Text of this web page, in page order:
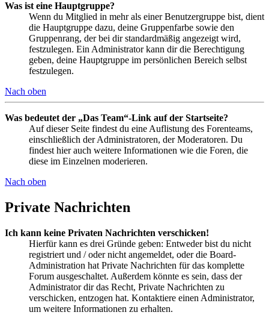
Was ist eine Hauptgruppe?
Wenn du Mitglied in mehr als einer Benutzergruppe bist, dient
die Hauptgruppe dazu, deine Gruppenfarbe sowie den
Gruppenrang, der bei dir standardmäßig angezeigt wird,
festzulegen. Ein Administrator kann dir die Berechtigung
geben, deine Hauptgruppe im persönlichen Bereich selbst
festzulegen.
Nach oben
Was bedeutet der „Das Team“-Link auf der Startseite?
Auf dieser Seite findest du eine Auflistung des Forenteams,
einschließlich der Administratoren, der Moderatoren. Du
findest hier auch weitere Informationen wie die Foren, die
diese im Einzelnen moderieren.
Nach oben
Private Nachrichten
Ich kann keine Privaten Nachrichten verschicken!
Hierfür kann es drei Gründe geben: Entweder bist du nicht
registriert und / oder nicht angemeldet, oder die Board-
Administration hat Private Nachrichten für das komplette
Forum ausgeschaltet. Außerdem könnte es sein, dass der
Administrator dir das Recht, Private Nachrichten zu
verschicken, entzogen hat. Kontaktiere einen Administrator,
um weitere Informationen zu erhalten.